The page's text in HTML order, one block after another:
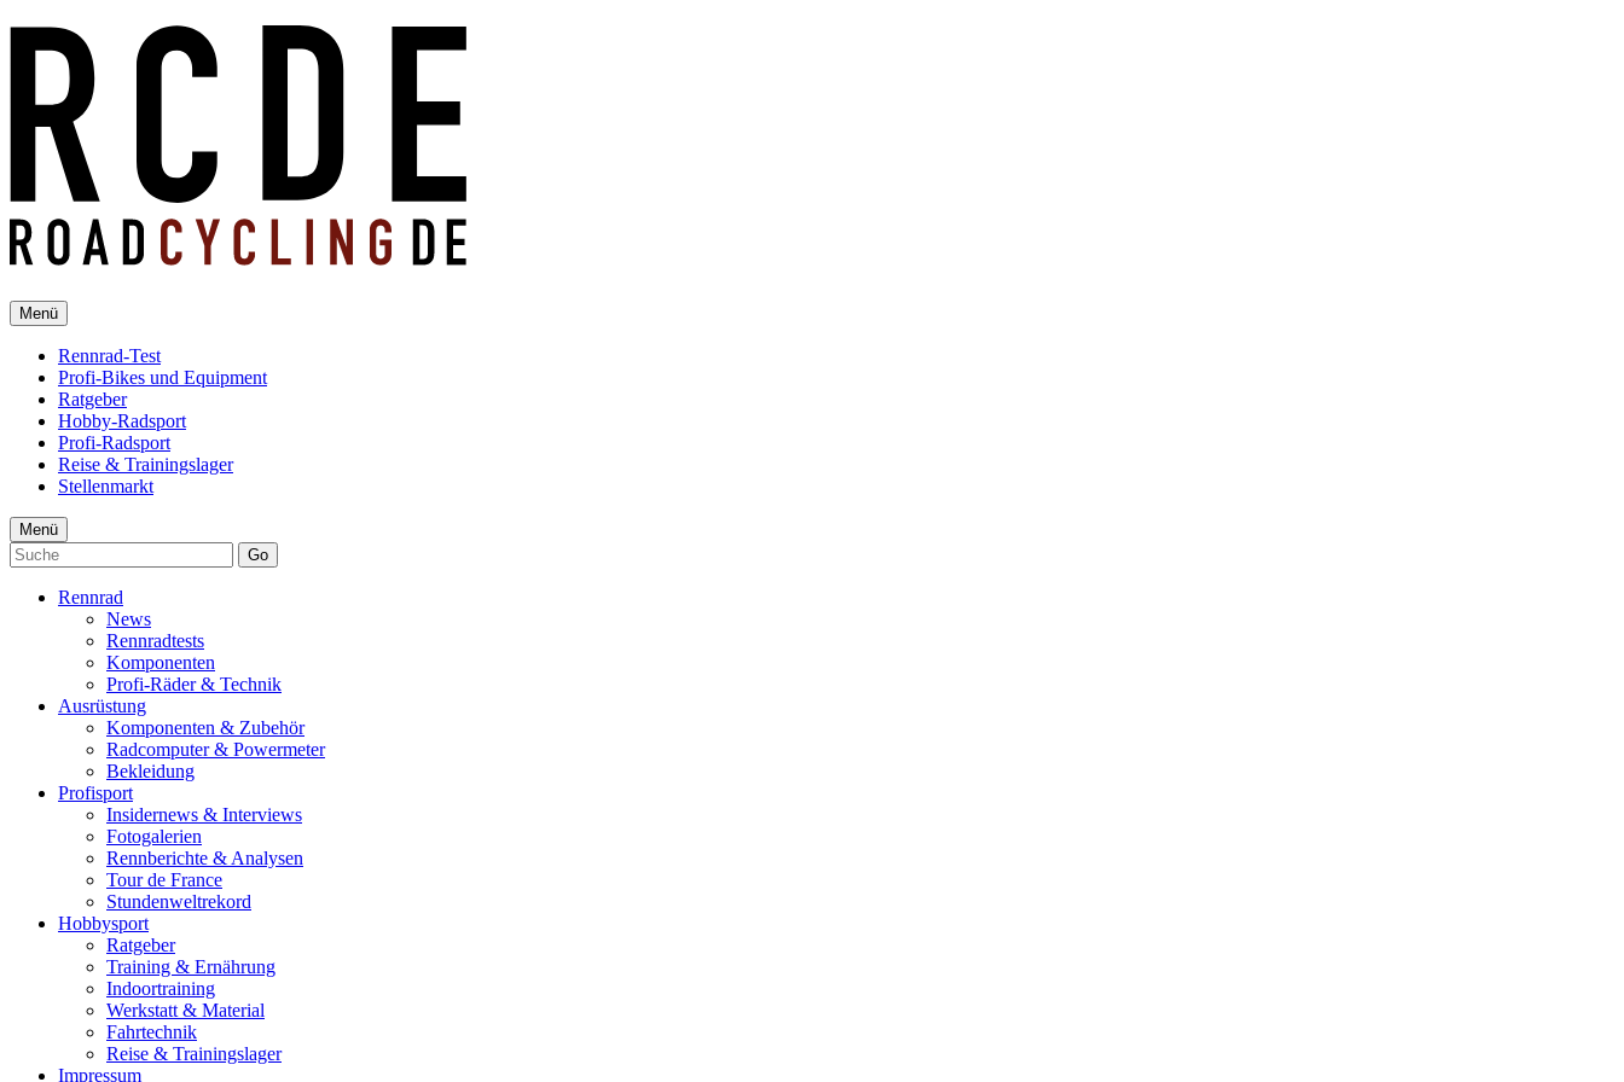
Menü
Rennrad-Test
Profi-Bikes und Equipment
Ratgeber
Hobby-Radsport
Profi-Radsport
Reise & Trainingslager
Stellenmarkt
Menü
Go
Rennrad
News
Rennradtests
Komponenten
Profi-Räder & Technik
Ausrüstung
Komponenten & Zubehör
Radcomputer & Powermeter
Bekleidung
Profisport
Insidernews & Interviews
Fotogalerien
Rennberichte & Analysen
Tour de France
Stundenweltrekord
Hobbysport
Ratgeber
Training & Ernährung
Indoortraining
Werkstatt & Material
Fahrtechnik
Reise & Trainingslager
Impressum